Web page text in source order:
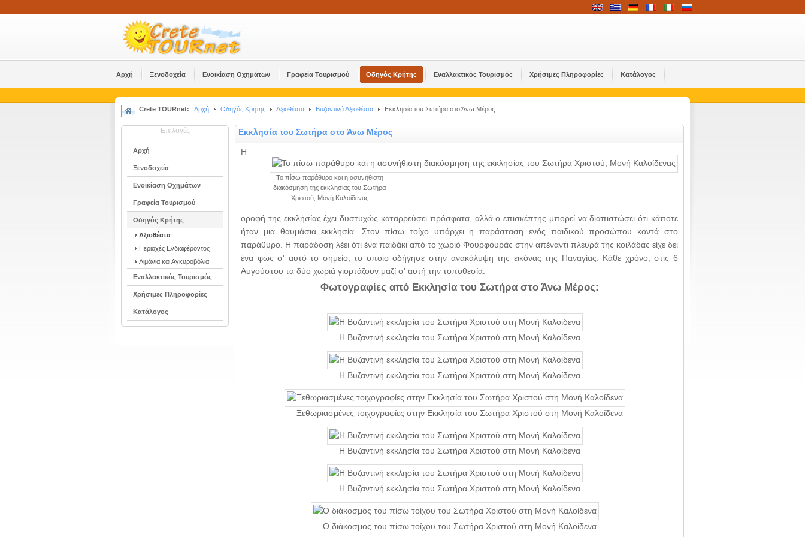
Αρχή Ξενοδοχεία Ενοικίαση Οχημάτων Γραφεία Τουρισμού Οδηγός Κρήτης Εναλλακτικός Τουρισμός Χρήσιμες Πληροφορίες Κατάλογος
Crete TOURnet: Αρχή Οδηγός Κρήτης Αξιοθέατα Βυζαντινά Αξιοθέατα Εκκλησία του Σωτήρα στο Άνω Μέρος
Επιλογές
Αρχή
Ξενοδοχεία
Ενοικίαση Οχημάτων
Γραφεία Τουρισμού
Οδηγός Κρήτης
Αξιοθέατα
Περιοχές Ενδιαφέροντος
Λιμάνια και Αγκυροβόλια
Εναλλακτικός Τουρισμός
Χρήσιμες Πληροφορίες
Κατάλογος
Εκκλησία του Σωτήρα στο Άνω Μέρος
Το πίσω παράθυρο και η ασυνήθιστη
διακόσμηση της εκκλησίας του Σωτήρα
Χριστού, Μονή Καλοίδενας
Η
οροφή της εκκλησίας έχει δυστυχώς καταρρεύσει πρόσφατα, αλλά ο επισκέπτης μπορεί να διαπιστώσει ότι κάποτε
ήταν μια θαυμάσια εκκλησία. Στον πίσω τοίχο υπάρχει η παράσταση ενός παιδικού προσώπου κοντά στο
παράθυρο. Η παράδοση λέει ότι ένα παιδάκι από το χωριό Φουρφουράς στην απέναντι πλευρά της κοιλάδας είχε δει
ένα φως σ' αυτό το σημείο, το οποίο οδήγησε στην ανακάλυψη της εικόνας της Παναγίας. Κάθε χρόνο, στις 6
Αυγούστου τα δύο χωριά γιορτάζουν μαζί σ' αυτή την τοποθεσία.
Φωτογραφίες από Εκκλησία του Σωτήρα στο Άνω Μέρος:
Η Βυζαντινή εκκλησία του Σωτήρα Χριστού στη Μονή Καλοίδενα
Η Βυζαντινή εκκλησία του Σωτήρα Χριστού στη Μονή Καλοίδενα
Ξεθωριασμένες τοιχογραφίες στην Εκκλησία του Σωτήρα Χριστού στη Μονή Καλοίδενα
Η Βυζαντινή εκκλησία του Σωτήρα Χριστού στη Μονή Καλοίδενα
Η Βυζαντινή εκκλησία του Σωτήρα Χριστού στη Μονή Καλοίδενα
Ο διάκοσμος του πίσω τοίχου του Σωτήρα Χριστού στη Μονή Καλοίδενα